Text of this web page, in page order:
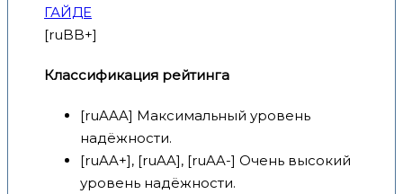
ГАЙДЕ
[ruBB+]
Классификация рейтинга
[ruAAA] Максимальный уровень
надёжности.
[ruAA+], [ruAA], [ruAA-] Очень высокий
уровень надёжности.